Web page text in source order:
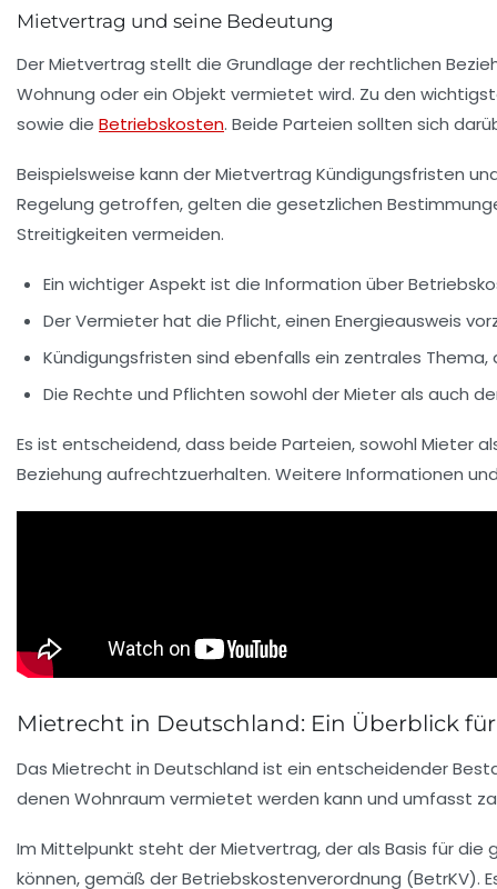
Mietvertrag und seine Bedeutung
DerMietvertrag stellt die Grundlage der rechtlichen
Wohnung oder ein Objekt vermietet wird. Zu den
sowie die Betriebskosten. Beide Parteien sollten sich
Beispielsweise kann der Mietvertrag Kündigungsfristen
Regelung getroffen, gelten die gesetzlichen
Streitigkeiten vermeiden.
Ein wichtiger Aspekt ist die Information über
Der Vermieter hat die Pflicht, einen Energieausweis
Kündigungsfristen sind ebenfalls ein zentrales
Die Rechte und Pflichten sowohl der Mieter als auch
Es ist entscheidend, dass beide Parteien, sowohl Mieter
Beziehung aufrechtzuerhalten. Weitere Informationen
Mietrecht in Deutschland: Ein Überblick
Das Mietrecht in Deutschland ist ein entscheidender
denen Wohnraum vermietet werden kann und umfasst
Im Mittelpunkt steht derMietvertrag, der als Basis für
können, gemäß derBetriebskostenverordnung (BetrKV).